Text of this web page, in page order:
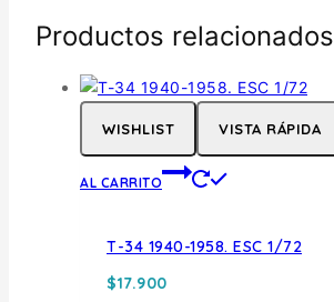
Productos relacionados
WISHLIST VISTA RÁPIDA
AL CARRITO
T-34 1940-1958. ESC 1/72
$17.900